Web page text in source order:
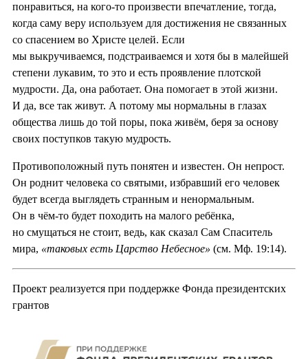
понравиться, на кого-то произвести впечатление, тогда,
когда саму веру используем для достижения не связанных
со спасением во Христе целей. Если
мы выкручиваемся, подстраиваемся и хотя бы в малейшей
степени лукавим, то это и есть проявление плотской
мудрости. Да, она работает. Она помогает в этой жизни.
И да, все так живут. А потому мы нормальны в глазах
общества лишь до той поры, пока живём, беря за основу
своих поступков такую мудрость.
Противоположный путь понятен и известен. Он непрост.
Он роднит человека со святыми, избравший его человек
будет всегда выглядеть странным и ненормальным.
Он в чём-то будет походить на малого ребёнка,
но смущаться не стоит, ведь, как сказал Сам Спаситель
мира, «таковых есть Царство Небесное» (см. Мф. 19:14).
Проект реализуется при поддержке Фонда президентских
грантов